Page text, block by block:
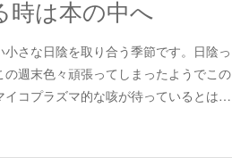
時は本の中へ
さな日陰を取り合う季節です。日陰っ
週末色々頑張ってしまったようでこの
イコプラズマ的な咳が待っているとは…